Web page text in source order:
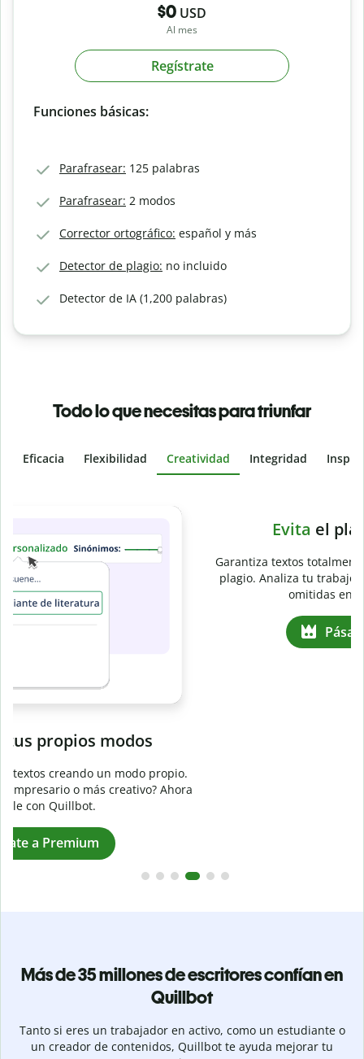
$0 USD
Al mes
Regístrate
Funciones básicas:
Parafrasear: 125 palabras
Parafrasear: 2 modos
Corrector ortográfico: español y más
Detector de plagio: no incluido
Detector de IA (1,200 palabras)
Todo lo que necesitas para triunfar
Eficacia Flexibilidad Creatividad Integridad
Evitael plagio accidental
Garantiza textos totalmente originales con el detector de
plagio. Analiza tu trabajo en segundos e identifica citas
Más de 35 millones de escritores confían en
Quillbot
Tanto si eres un trabajador en activo, como un estudiante o
un creador de contenidos, Quillbot te ayuda mejorar tu